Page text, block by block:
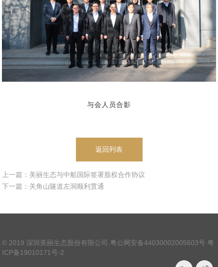
与会人员合影
返回列表
上一篇：美丽生态与中船国际签署股权合作协议
下一篇：关角山隧道左洞顺利贯通
© 2019 深圳美丽生态股份有限公司. 粤公网安备44030002005603号 粤
ICP备19010171号-2